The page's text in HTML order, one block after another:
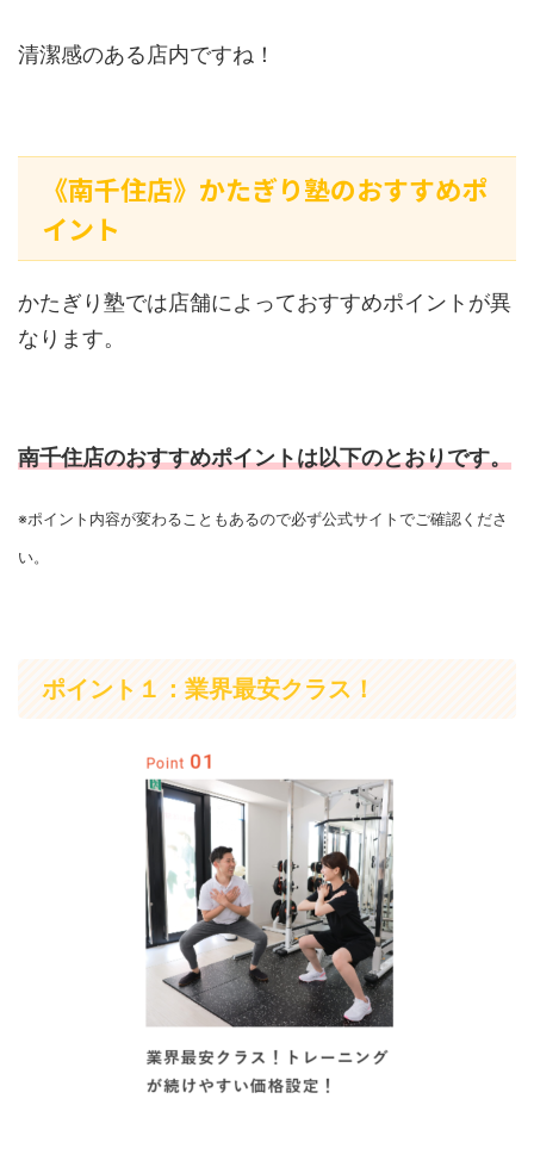
清潔感のある店内ですね！
《南千住店》かたぎり塾のおすすめポ
イント
かたぎり塾では店舗によっておすすめポイントが異
なります。
南千住店のおすすめポイントは以下のとおりです。
※ポイント内容が変わることもあるので必ず公式サイトでご確認くださ
い。
ポイント１：業界最安クラス！